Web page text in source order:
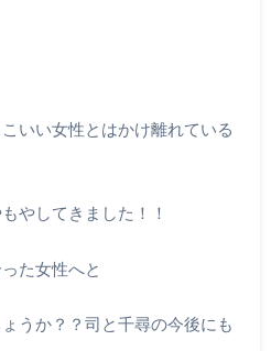
いい女性とはかけ離れている
やしてきました！！
た女性へと
うか？？司と千尋の今後にも